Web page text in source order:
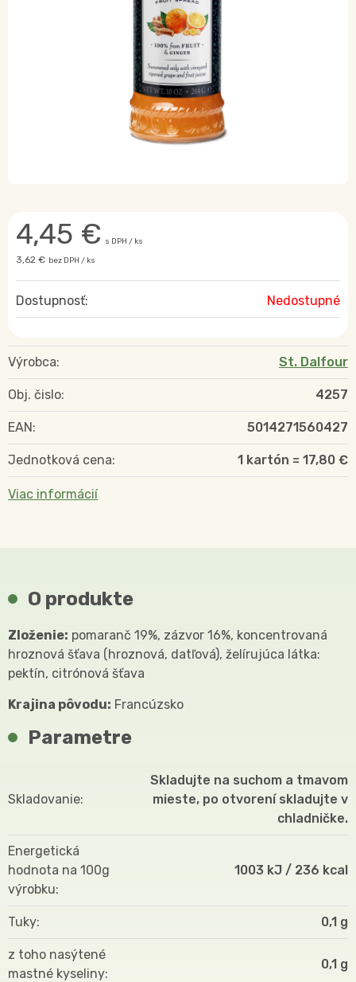
4,45 € s DPH / ks
3,62 € bez DPH / ks
Dostupnosť: Nedostupné
Výrobca: St. Dalfour
Obj. čislo: 4257
EAN: 5014271560427
Jednotková cena: 1 kartón = 17,80 €
Viac informácií
O produkte
Zloženie: pomaranč 19%, zázvor 16%, koncentrovaná
hroznová šťava (hroznová, datľová), želírujúca látka:
pektín, citrónová šťava
Krajina pôvodu: Francúzsko
Parametre
Skladovanie
Skladujte na suchom a tmavom
mieste, po otvorení skladujte v
chladničke.
Energetická
hodnota na 100g
výrobku
1003 kJ / 236 kcal
Tuky 0,1 g
z toho nasýtené
mastné kyseliny
0,1 g